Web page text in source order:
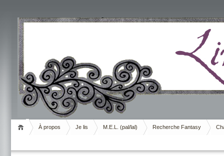
Livrement
À propos Je lis M.E.L. (pal/lal) Recherche Fantasy